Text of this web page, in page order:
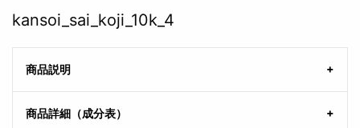
kansoi_sai_koji_10k_4
商品説明
商品詳細（成分表）